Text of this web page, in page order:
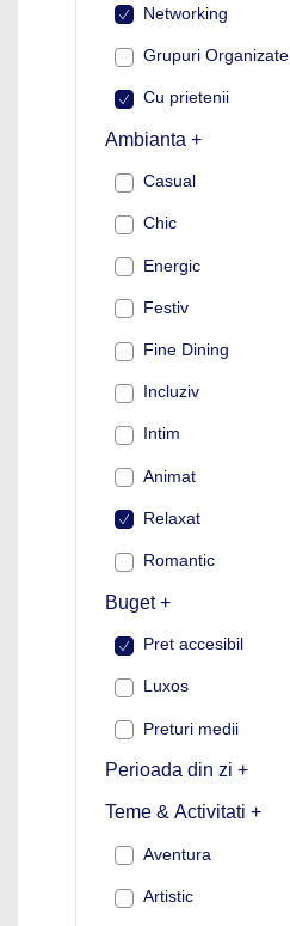
Networking
Grupuri Organizate
Cu prietenii
Ambianta +
Casual
Chic
Energic
Festiv
Fine Dining
Incluziv
Intim
Animat
Relaxat
Romantic
Buget +
Pret accesibil
Luxos
Preturi medii
Perioada din zi +
Teme & Activitati +
Aventura
Artistic